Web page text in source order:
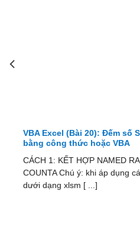
VBA Excel (Bài 20): Đếm số
bằng công thức hoặc VBA
CÁCH 1: KẾT HỢP NAMED
COUNTA Chú ý: khi áp dụng
dưới dạng xlsm [ ...]